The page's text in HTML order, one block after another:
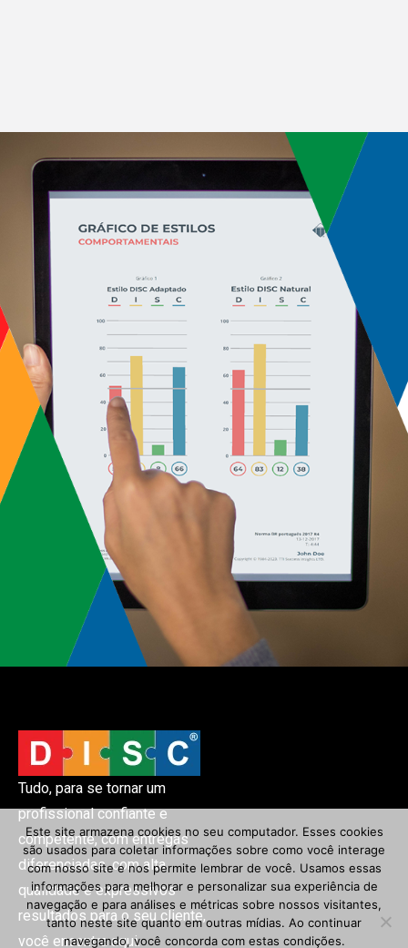
Tudo, para se tornar um
profissional confiante e
competente, com entregas
diferenciadas, com alta
qualidade e expressivos
resultados para o seu cliente,
você encontra aqui.
Este site armazena cookies no seu computador. Esses cookies
são usados ​​para coletar informações sobre como você interage
com nosso site e nos permite lembrar de você. Usamos essas
informações para melhorar e personalizar sua experiência de
navegação e para análises e métricas sobre nossos visitantes,
tanto neste site quanto em outras mídias. Ao continuar
navegando, você concorda com estas condições.